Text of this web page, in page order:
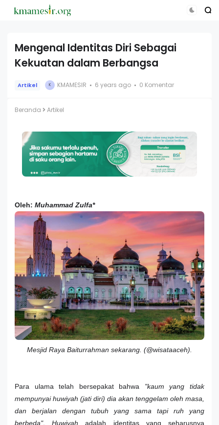
Mengenal Identitas Diri Sebagai
Kekuatan dalam Berbangsa
Artikel K KMAMESIR 6 years ago 0 Komentar
Beranda Artikel
Oleh: Muhammad Zulfa*
Mesjid Raya Baiturrahman sekarang. (@wisataaceh).
Para ulama telah bersepakat bahwa "kaum yang tidak
mempunyai huwiyah (jati diri) dia akan tenggelam oleh masa,
dan berjalan dengan tubuh yang sama tapi ruh yang
berbeda".Huwiyah adalah identitas yang seharusnya